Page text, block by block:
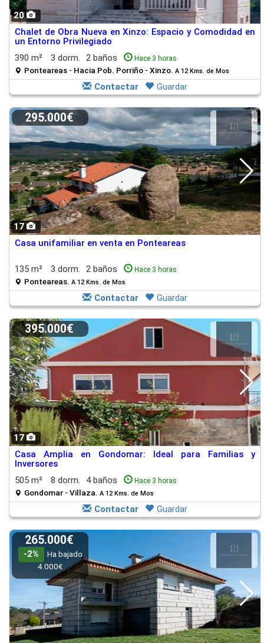
20
Chalet de Obra Nueva en Xinzo: Espacio y Comodidad en
un Entorno Privilegiado
390 m²
3 dorm. 2 baños Hace 3 horas
Ponteareas - Hacia Pob. Porriño - Xinzo. A 12 Kms. de Mos
Contactar Guardar
17
295.000€
Casa unifamiliar en venta en Ponteareas
135 m² 3 dorm. 2 baños Hace 3 horas
Ponteareas. A 12 Kms. de Mos
Contactar Guardar
17
395.000€
Casa Amplia en Gondomar: Ideal para Familias y
Inversores
505 m²
8 dorm. 4 baños Hace 3 horas
Gondomar - Villaza. A 12 Kms. de Mos
Contactar Guardar
265.000€
-2%
Ha bajado
4.000€